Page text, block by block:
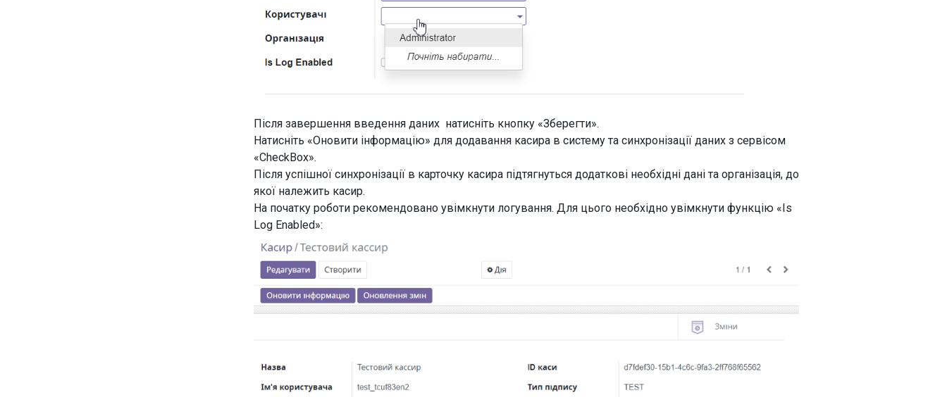
Після завершення введення даних натисніть кнопку «Зберегти».
Натисніть «Оновити інформацію» для додавання касира в систему та синхронізації даних з сервісом
«CheckBox».
Після успішної синхронізації в карточку касира підтягнуться додаткові необхідні дані та організація, до
якої належить касир.
На початку роботи рекомендовано увімкнути логування. Для цього необхідно увімкнути функцію «Is
Log Enabled»: